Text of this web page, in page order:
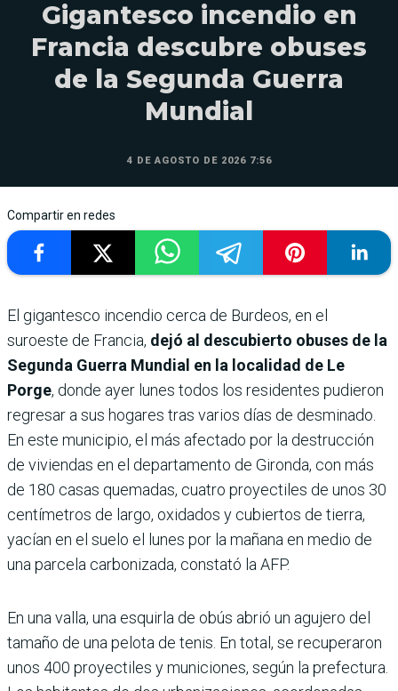
Gigantesco incendio en
Francia descubre obuses
de la Segunda Guerra
Mundial
4 DE AGOSTO DE 2026 7:56
Compartir en redes
El gigantesco incendio cerca de Burdeos, en el
suroeste de Francia, dejó al descubierto obuses de la
Segunda Guerra Mundial en la localidad de Le
Porge, donde ayer lunes todos los residentes pudieron
regresar a sus hogares tras varios días de desminado.
En este municipio, el más afectado por la destrucción
de viviendas en el departamento de Gironda, con más
de 180 casas quemadas, cuatro proyectiles de unos 30
centímetros de largo, oxidados y cubiertos de tierra,
yacían en el suelo el lunes por la mañana en medio de
una parcela carbonizada, constató la AFP.
En una valla, una esquirla de obús abrió un agujero del
tamaño de una pelota de tenis. En total, se recuperaron
unos 400 proyectiles y municiones, según la prefectura.